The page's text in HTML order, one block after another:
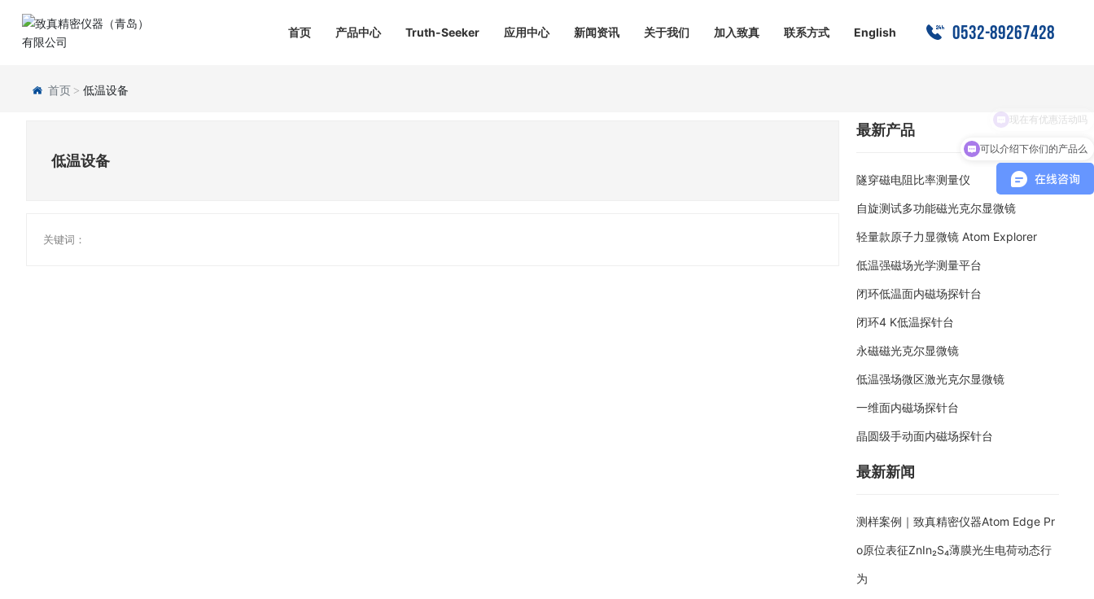
首页 产品中心 Truth-Seeker 应用中心 新闻资讯 关于我们 加入致真 联系方式 English 0532-89267428
首页 低温设备
低温设备
关键词：
最新产品
隧穿磁电阻比率测量仪
自旋测试多功能磁光克尔显微镜
轻量款原子力显微镜 Atom Explorer
低温强磁场光学测量平台
闭环低温面内磁场探针台
闭环4 K低温探针台
永磁磁光克尔显微镜
低温强场微区激光克尔显微镜
一维面内磁场探针台
晶圆级手动面内磁场探针台
最新新闻
测样案例｜致真精密仪器Atom Edge Pr
o原位表征ZnIn₂S₄薄膜光生电荷动态行
为
可以介绍下你们的产品么
现在有优惠活动吗